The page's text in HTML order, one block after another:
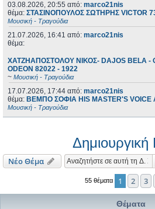
03.08.2026, 20:55 από: marco21nis
θέμα: ΣΤΑΣΙΝΟΠΟΥΛΟΣ ΣΩΤΗΡΗΣ VICTOR
Μουσική - Τραγούδια
21.07.2026, 16:41 από: marco21nis
θέμα:
ΧΑΤΖΗΑΠΟΣΤΟΛΟΥ ΝΙΚΟΣ- DAJOS BELA -
ODEON 82022 - 1922
~ Μουσική - Τραγούδια
17.07.2026, 17:44 από: marco21nis
θέμα: ΒΕΜΠΟ ΣΟΦΙΑ HIS MASTER'S VOICE
Μουσική - Τραγούδια
Δημιουργική
Νέο Θέμα
55 θέματα 1 2 3
Θέματα